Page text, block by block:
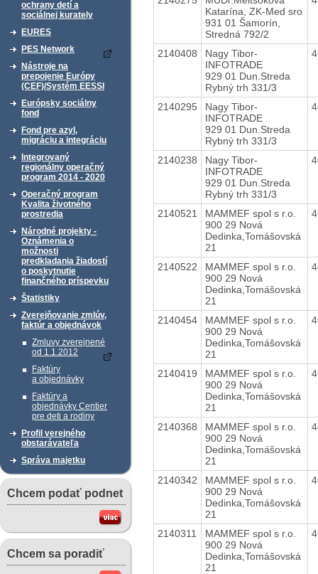
ochrany detí a
sociálnej kurately
EURES
PES Network
Nástroje na
prepojenie Európy
(CEF)/Systém EESSI
Európsky sociálny
fond
Fond pre azyl,
migráciu a integráciu
Integrovaný
regionálny operačný
program 2014 - 2020
Operačný program
Kvalita životného
prostredia
Národné projekty -
Oznámenia o
možnosti
predkladania žiadostí
o poskytnutie
finančného príspevku
Štatistiky
Zverejňovanie zmlúv,
faktúr a objednávok
Zmluvy zverejnené
od 1.1.2012
Faktúry
a objednávky
Faktúry a
objednávky Centier
pre deti a rodiny
Profil verejného
obstarávateľa
Správa majetku
Chcem podať podnet
Chcem sa poradiť
Katarína, ZK-Med sro
931 01 Šamorín,
Stredná 792/2
2140408
Nagy Tibor-
INFOTRADE
929 01 Dun.Streda
Rybný trh 331/3
2140295
Nagy Tibor-
INFOTRADE
929 01 Dun.Streda
Rybný trh 331/3
2140238
Nagy Tibor-
INFOTRADE
929 01 Dun.Streda
Rybný trh 331/3
2140521
MAMMEF spol s r.o.
900 29 Nová
Dedinka,Tomášovská
21
2140522
MAMMEF spol s r.o.
900 29 Nová
Dedinka,Tomášovská
21
2140454
MAMMEF spol s r.o.
900 29 Nová
Dedinka,Tomášovská
21
2140419
MAMMEF spol s r.o.
900 29 Nová
Dedinka,Tomášovská
21
2140368
MAMMEF spol s r.o.
900 29 Nová
Dedinka,Tomášovská
21
2140342
MAMMEF spol s r.o.
900 29 Nová
Dedinka,Tomášovská
21
2140311
MAMMEF spol s r.o.
900 29 Nová
Dedinka,Tomášovská
21